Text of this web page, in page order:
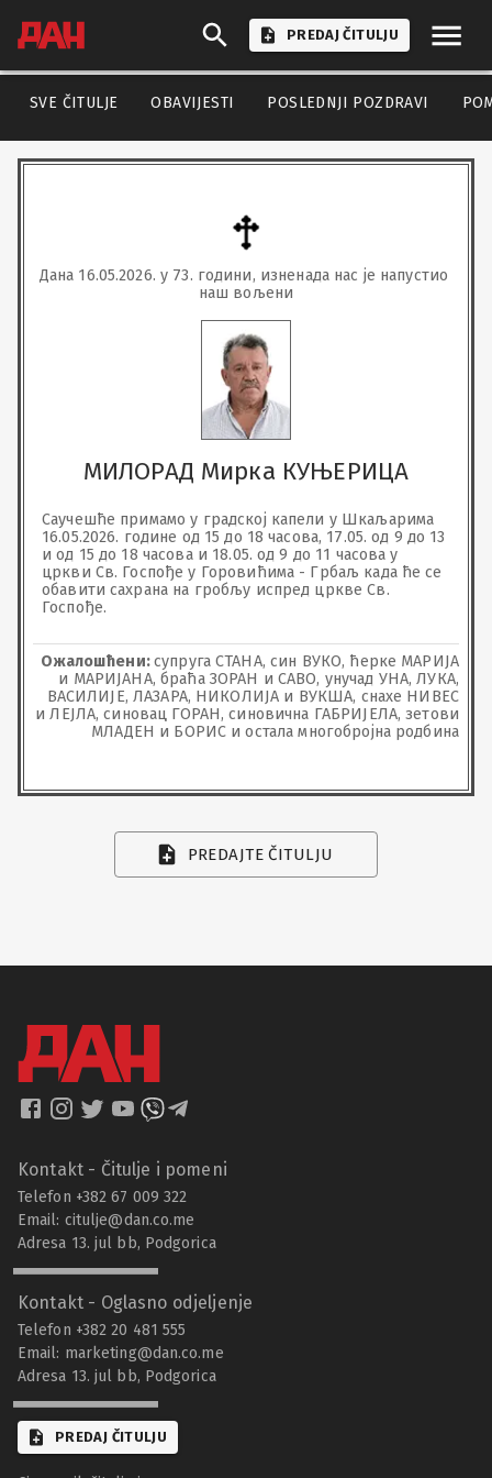
PREDAJ ČITULJU
SVE ČITULJE OBAVIJESTI POSLEDNJI POZDRAVI
Дана 16.05.2026. у 73. години, изненада нас је напустио
наш вољени
МИЛОРАД Мирка КУЊЕРИЦА
Саучешће примамо у градској капели у Шкаљарима
16.05.2026. године од 15 до 18 часова, 17.05. од 9 до 13
и од 15 до 18 часова и 18.05. од 9 до 11 часова у
цркви Св. Госпође у Горовићима - Грбаљ када ће се
обавити сахрана на гробљу испред цркве Св.
Госпође.
Ожалошћени:супруга СТАНА, син ВУКО, ћерке МАРИЈА
и МАРИЈАНА, браћа ЗОРАН и САВО, унучад УНА, ЛУКА,
ВАСИЛИЈЕ, ЛАЗАРА, НИКОЛИЈА и ВУКША, снахе НИВЕС
и ЛЕЈЛА, синовац ГОРАН, синовична ГАБРИЈЕЛА, зетови
МЛАДЕН и БОРИС и остала многобројна родбина
PREDAJTE ČITULJU
Kontakt - Čitulje i pomeni
Telefon +382 67 009 322
Email: citulje@dan.co.me
Adresa 13. jul bb, Podgorica
Kontakt - Oglasno odjeljenje
Telefon +382 20 481 555
Email: marketing@dan.co.me
Adresa 13. jul bb, Podgorica
PREDAJ ČITULJU